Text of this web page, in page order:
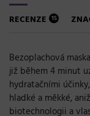
RECENZE 15
Bezoplachová maska
již během 4 minut
hydratačními
hladké a měkké,
biotechnologii a